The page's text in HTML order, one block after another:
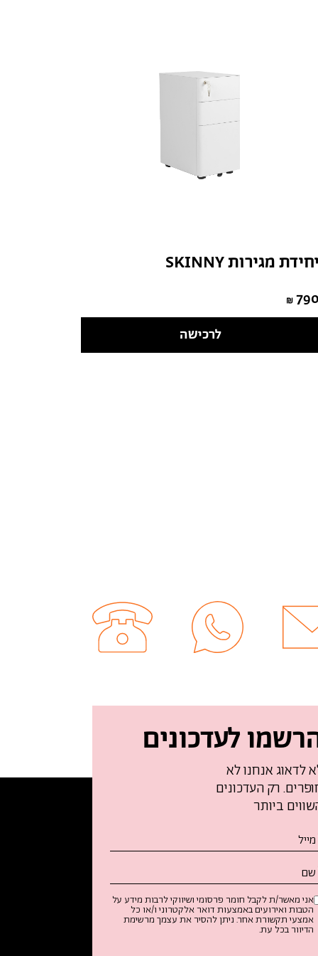
יחידת מגירות SKINNY
790
לרכישה
לעדכונים
לדאוג אנחנו לא
רק העדכונים
ביותר
הרשמו
לעדכונים
אני מאשר/ת לקבל חומר פרסומי ושיווקי לרבות מידע על
הטבות ואירועים באמצעות דואר אלקטרוני ו/או כל
אמצעי תקשורת אחר. ניתן להסיר את עצמך מרשימת
הדיוור בכל עת.